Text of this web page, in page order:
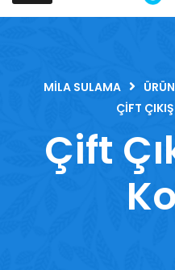
MILA SULAMA
ÇIFT
Çift